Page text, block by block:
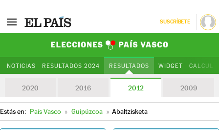
SUSCRÍBETE
NOTICIAS RESULTADOS 2024 RESULTADOS WIDGET
2020 2016 2012 2009
Estás en: País Vasco » Guipúzcoa » Abaltzisketa